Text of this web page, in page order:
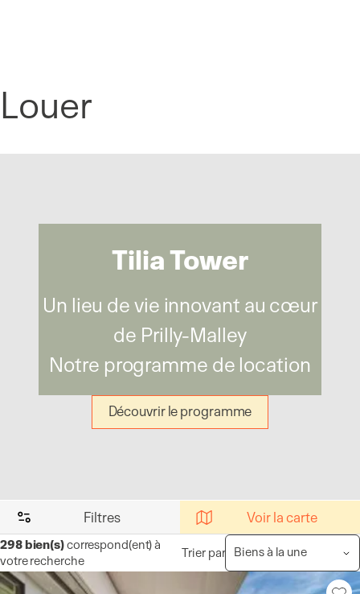
Louer
Tilia Tower
Un lieu de vie innovant au cœur
de Prilly-Malley
Notre programme de location
Découvrir le programme
Filtres Voir la carte
298bien(s)correspond(ent) à
votre recherche
Trier par